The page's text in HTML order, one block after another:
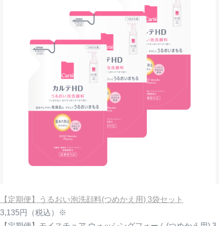
【定期便】うるおい泡洗顔料(つめかえ用) 3袋セット
3,135円
（税込）※